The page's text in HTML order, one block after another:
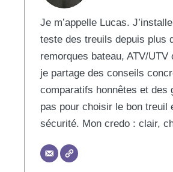
Je m’appelle Lucas.
teste des treuils depuis plus
remorques bateau, ATV/UTV
je partage des conseils
comparatifs honnêtes et des
pas pour choisir le bon treuil
sécurité. Mon credo : clair,